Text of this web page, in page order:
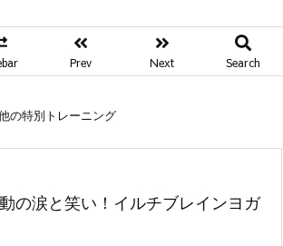
Prev Next Search
の特別トレーニング
の涙と笑い！イルチブレインヨガ